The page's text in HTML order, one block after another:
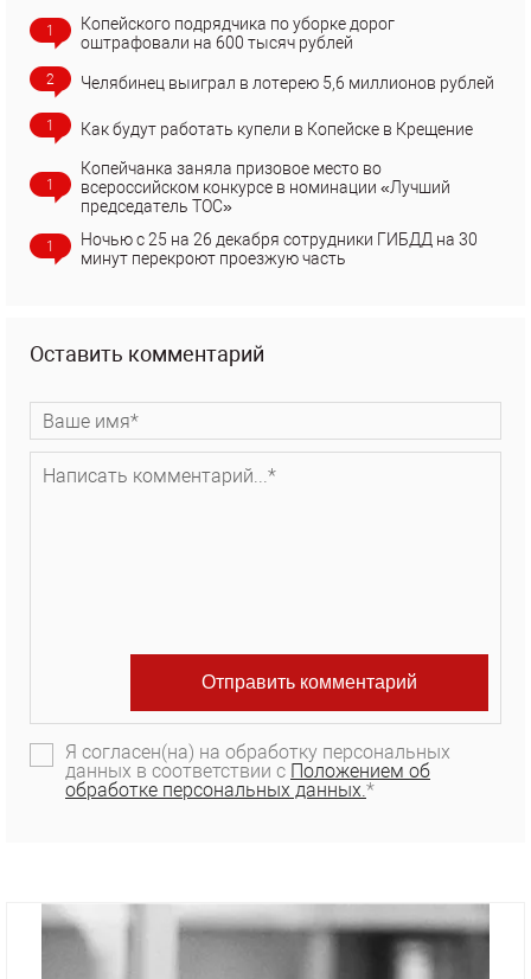
1
Копейского подрядчика по уборке дорог
оштрафовали на 600 тысяч рублей
2 Челябинец выиграл в лотерею 5,6 миллионов рублей
1 Как будут работать купели в Копейске в Крещение
1
Копейчанка заняла призовое место во
всероссийском конкурсе в номинации «Лучший
председатель ТОС»
1
Ночью с 25 на 26 декабря сотрудники ГИБДД на 30
минут перекроют проезжую часть
Оставить комментарий
Я согласен(на) на обработку персональных
данных в соответствии с Положением об
обработке персональных данных.*